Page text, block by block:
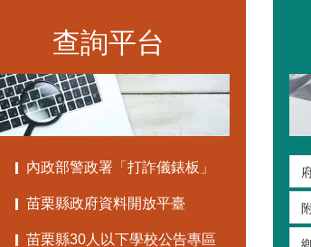
查詢平台
內政部警政署「打詐儀錶板」
苗栗縣政府資料開放平臺
苗栗縣30人以下學校公告專區